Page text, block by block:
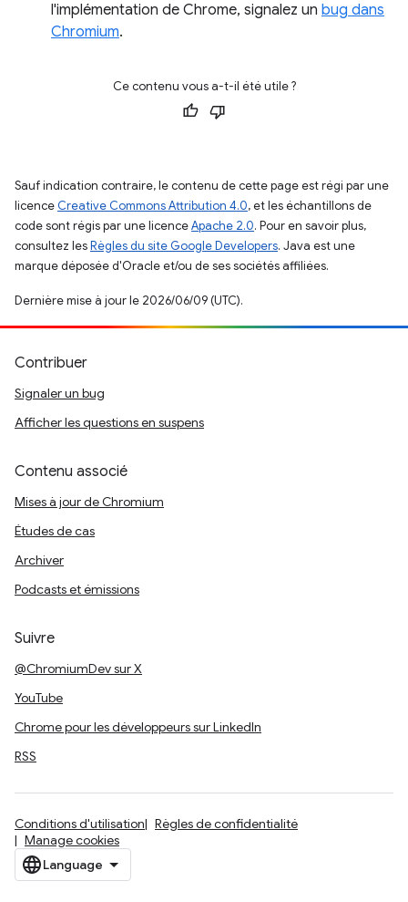
l'implémentation de Chrome, signalez un bug dans
Chromium.
Ce contenu vous a-t-il été utile ?
Sauf indication contraire, le contenu de cette page est régi par une
licence Creative Commons Attribution 4.0, et les échantillons de
code sont régis par une licenceApache 2.0. Pour en savoir plus,
consultez lesRègles du site Google Developers. Java est une
marque déposée d'Oracle et/ou de ses sociétés affiliées.
Dernière mise à jour le 2026/06/09 (UTC).
Contribuer
Signaler un bug
Afficher les questions en suspens
Contenu associé
Mises à jour de Chromium
Études de cas
Archiver
Podcasts et émissions
Suivre
@ChromiumDev sur X
YouTube
Chrome pour les développeurs sur LinkedIn
RSS
Conditions d'utilisation
Règles de confidentialité
Manage cookies